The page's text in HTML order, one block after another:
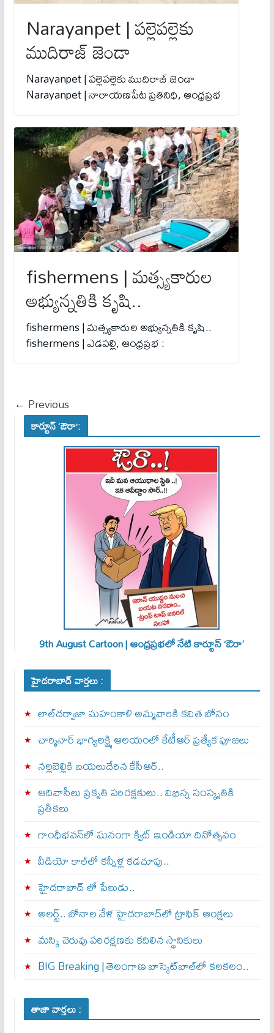
Narayanpet | పల్లెపల్లెకు
ముదిరాజ్ జెండా
Narayanpet | పల్లెపల్లెకు ముదిరాజ్ జెండా
Narayanpet | నారాయణపేట ప్రతినిధి, ఆంధ్రప్రభ
fishermens | మత్స్యకారుల
అభ్యున్నతికి కృషి..
fishermens | మత్స్యకారుల అభ్యున్నతికి కృషి..
fishermens | ఎడపల్లి, ఆంధ్రప్రభ :
← Previous
కార్టూన్ ‘ఔరా’:
9th August Cartoon | ఆంధ్రప్రభలో నేటి కార్టూన్ ‘ఔరా’
హైదరాబాద్ వార్తలు :
లాల్‌దర్వాజా మహంకాళి అమ్మవారికి కవిత బోనం
చార్మినార్‌ భాగ్యలక్ష్మి ఆలయంలో కేటీఆర్ ప్రత్యేక పూజలు
నల్లబెల్లికి బయలుదేరిన కేసీఆర్‌..
ఆదివాసీలు ప్రకృతి పరిరక్షకులు.. విభిన్న సంస్కృతికి
ప్రతీకలు
గాంధీభవన్‌లో ఘనంగా క్విట్‌ ఇండియా దినోత్సవం
వీడియో కాల్‌లో కన్నీళ్ల కడచూపు..
హైదరాబాద్ లో పేలుడు..
అలర్ట్‌.. బోనాల వేళ హైదరాబాద్‌లో ట్రాఫిక్‌ ఆంక్షలు
మస్కి చెరువు పరిరక్షణకు కదిలిన స్థానికులు
BIG Breaking | తెలంగాణ బాస్కెట్‌బాల్‌లో కలకలం..
తాజా వార్తలు :